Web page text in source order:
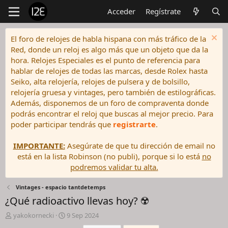
Acceder Regístrate
El foro de relojes de habla hispana con más tráfico de la
Red, donde un reloj es algo más que un objeto que da la
hora. Relojes Especiales es el punto de referencia para
hablar de relojes de todas las marcas, desde Rolex hasta
Seiko, alta relojería, relojes de pulsera y de bolsillo,
relojería gruesa y vintages, pero también de estilográficas.
Además, disponemos de un foro de compraventa donde
podrás encontrar el reloj que buscas al mejor precio. Para
poder participar tendrás que registrarte.
IMPORTANTE:Asegúrate de que tu dirección de email no
está en la lista Robinson (no publi), porque si lo está no
podremos validar tu alta.
Vintages - espacio tantdetemps
¿Qué radioactivo llevas hoy? ☢️
Iyakokornecki
F
9 Sep 2024